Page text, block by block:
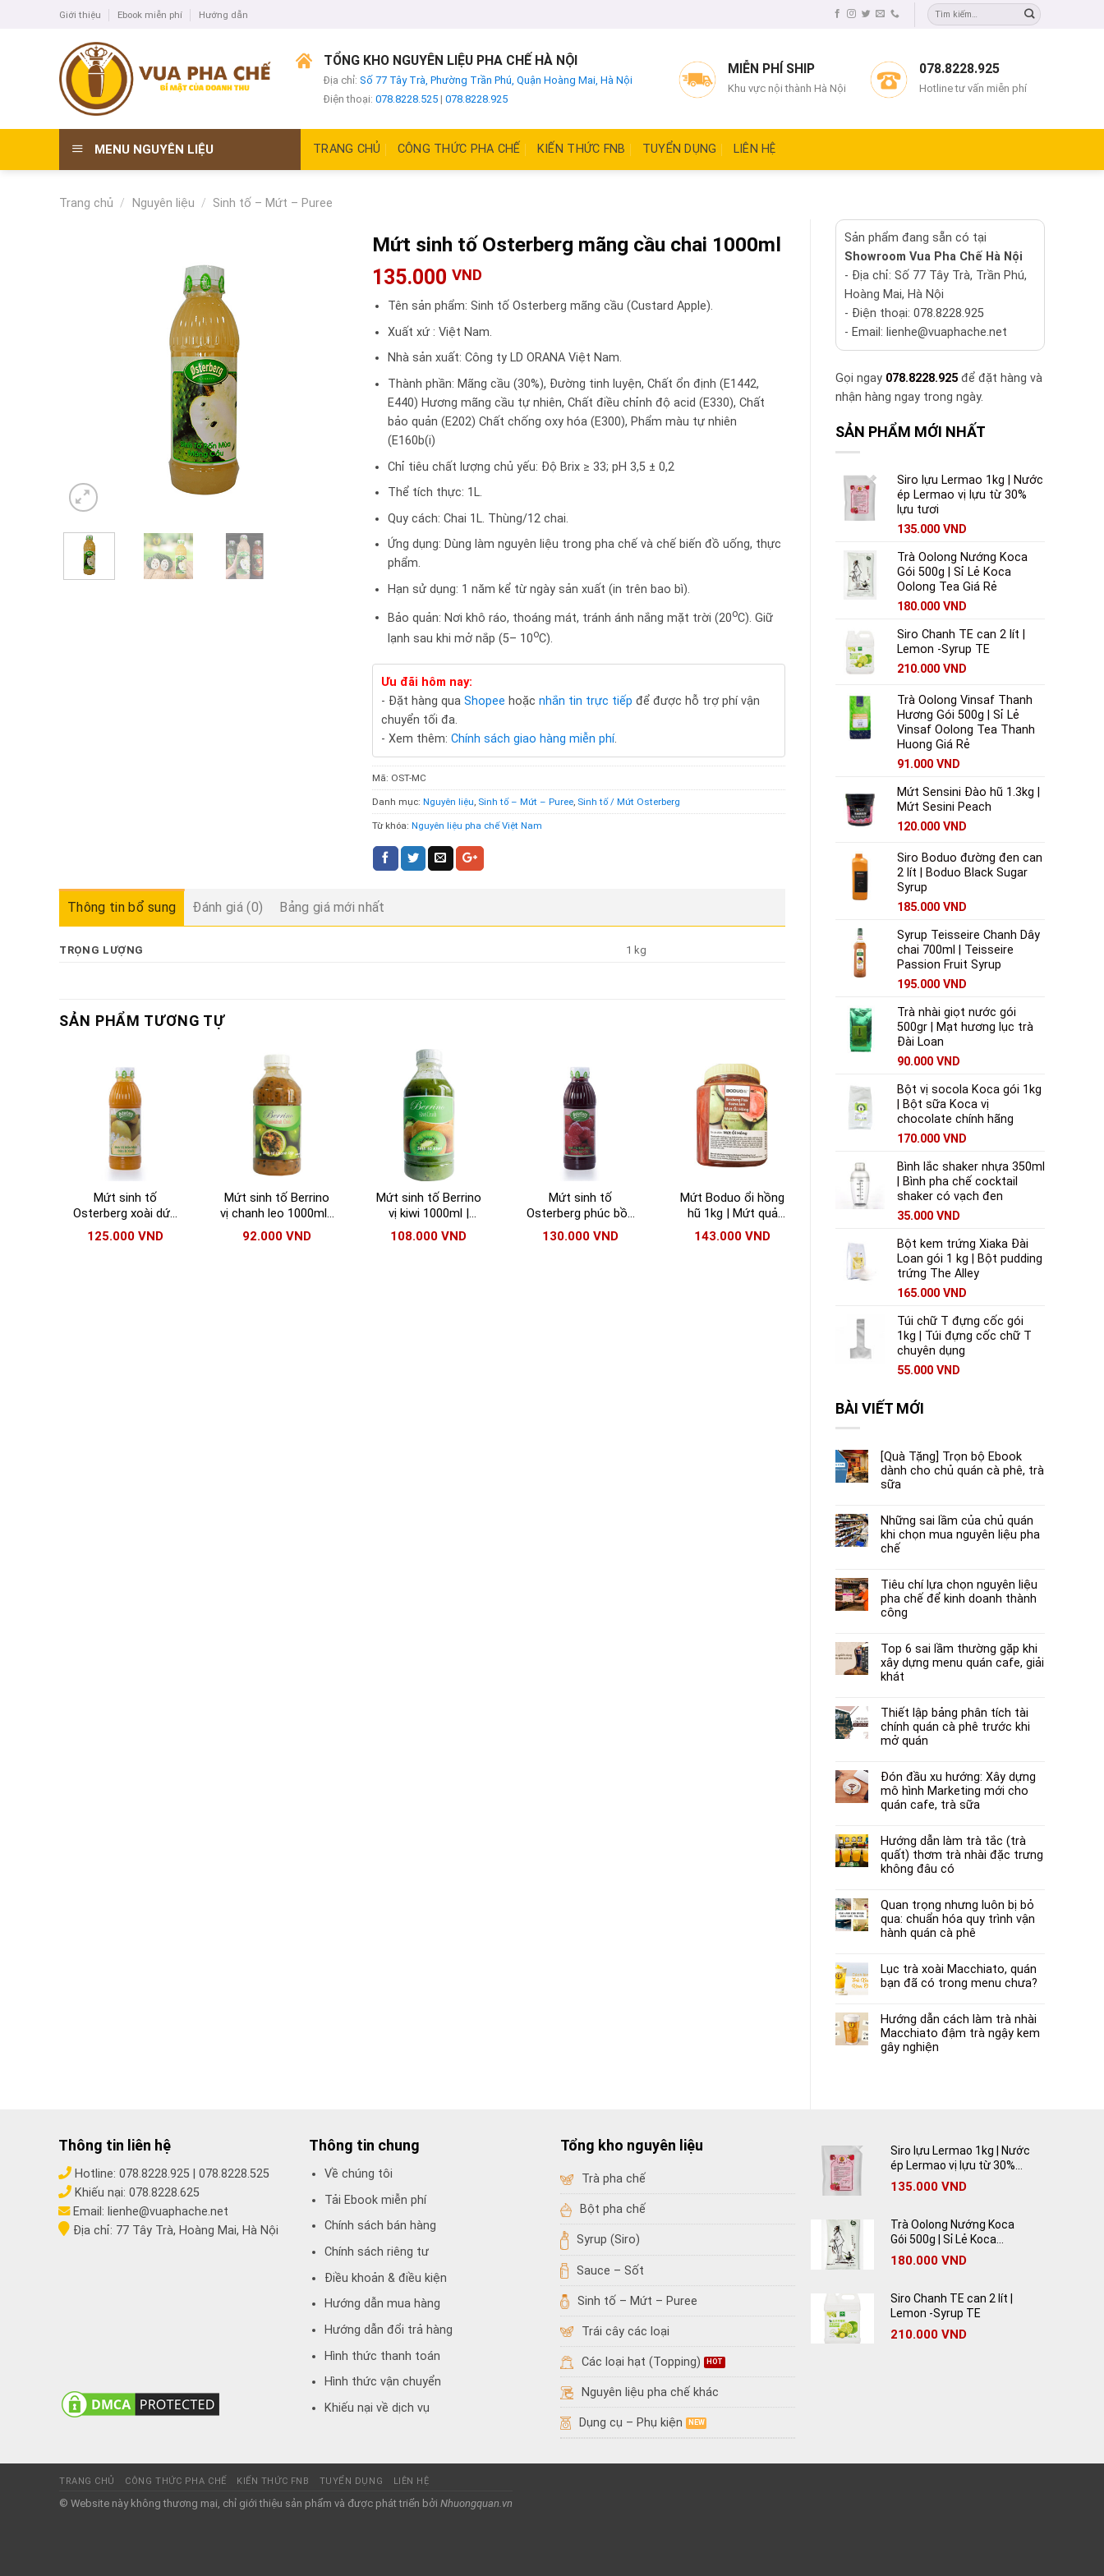
Giới thiệu Ebook miễn phí Hướng dẫn
TỔNG KHO NGUYÊN LIỆU PHA CHẾ HÀ NỘI
Địa chỉ:Số 77 Tây Trà, Phường Trần Phú, Quận Hoàng Mai, Hà Nội
Điện thoại:078.8228.525 |078.8228.925
MIỄN PHÍ SHIP
Khu vực nội thành Hà Nội
078.8228.925
Hotline tư vấn miễn phí
MENU NGUYÊN LIỆU TRANG CHỦ CÔNG THỨC PHA CHẾ KIẾN THỨC FNB TUYỂN DỤNG LIÊN HỆ
Trang chủ / Nguyên liệu / Sinh tố – Mứt – Puree
Sản phẩm đang sẵn có tại
Showroom Vua Pha Chế Hà Nội
- Địa chỉ: Số 77 Tây Trà, Trần Phú,
Hoàng Mai, Hà Nội
- Điện thoại: 078.8228.925
- Email: lienhe@vuaphache.net
Gọi ngay 078.8228.925 để đặt hàng và
nhận hàng ngay trong ngày.
SẢN PHẨM MỚI NHẤT
Siro lựu Lermao 1kg | Nước
ép Lermao vị lựu từ 30%
lựu tươi
135.000 VND
Trà Oolong Nướng Koca
Gói 500g | Sỉ Lẻ Koca
Oolong Tea Giá Rẻ
180.000 VND
Siro Chanh TE can 2 lít |
Lemon -Syrup TE
210.000 VND
Trà Oolong Vinsaf Thanh
Hương Gói 500g | Sỉ Lẻ
Vinsaf Oolong Tea Thanh
Huong Giá Rẻ
91.000 VND
Mứt Sensini Đào hũ 1.3kg |
Mứt Sesini Peach
120.000 VND
Siro Boduo đường đen can
2 lít | Boduo Black Sugar
Syrup
185.000 VND
Syrup Teisseire Chanh Dây
chai 700ml | Teisseire
Passion Fruit Syrup
195.000 VND
Trà nhài giọt nước gói
500gr | Mạt hương lục trà
Đài Loan
90.000 VND
Bột vị socola Koca gói 1kg
| Bột sữa Koca vị
chocolate chính hãng
170.000 VND
Bình lắc shaker nhựa 350ml
| Bình pha chế cocktail
shaker có vạch đen
35.000 VND
Bột kem trứng Xiaka Đài
Loan gói 1 kg | Bột pudding
trứng The Alley
165.000 VND
Túi chữ T đựng cốc gói
1kg | Túi đựng cốc chữ T
chuyên dụng
55.000 VND
BÀI VIẾT MỚI
[Quà Tặng] Trọn bộ Ebook
dành cho chủ quán cà phê, trà
sữa
Những sai lầm của chủ quán
khi chọn mua nguyên liệu pha
chế
Tiêu chí lựa chọn nguyên liệu
pha chế để kinh doanh thành
công
Top 6 sai lầm thường gặp khi
xây dựng menu quán cafe, giải
khát
Thiết lập bảng phân tích tài
chính quán cà phê trước khi
mở quán
Đón đầu xu hướng: Xây dựng
mô hình Marketing mới cho
quán cafe, trà sữa
Hướng dẫn làm trà tắc (trà
quất) thơm trà nhài đặc trưng
không đâu có
Quan trọng nhưng luôn bị bỏ
qua: chuẩn hóa quy trình vận
hành quán cà phê
Lục trà xoài Macchiato, quán
bạn đã có trong menu chưa?
Hướng dẫn cách làm trà nhài
Macchiato đậm trà ngậy kem
gây nghiện
Mứt sinh tố Osterberg mãng cầu chai 1000ml
135.000 VND
Tên sản phẩm: Sinh tố Osterberg mãng cầu (Custard Apple).
Xuất xứ : Việt Nam.
Nhà sản xuất: Công ty LD ORANA Việt Nam.
Thành phần: Mãng cầu (30%), Đường tinh luyện, Chất ổn định (E1442,
E440) Hương mãng cầu tự nhiên, Chất điều chỉnh độ acid (E330), Chất
bảo quản (E202) Chất chống oxy hóa (E300), Phẩm màu tự nhiên
(E160b(i)
Chỉ tiêu chất lượng chủ yếu: Độ Brix ≥ 33; pH 3,5 ± 0,2
Thể tích thực: 1L.
Quy cách: Chai 1L. Thùng/12 chai.
Ứng dụng: Dùng làm nguyên liệu trong pha chế và chế biến đồ uống, thực
phẩm.
Hạn sử dụng: 1 năm kể từ ngày sản xuất (in trên bao bì).
Bảo quản: Nơi khô ráo, thoáng mát, tránh ánh nắng mặt trời (20oC). Giữ
lạnh sau khi mở nắp (5– 10oC).
Ưu đãi hôm nay:
- Đặt hàng qua Shopee hoặc nhắn tin trực tiếp để được hỗ trợ phí vận
chuyển tối đa.
- Xem thêm: Chính sách giao hàng miễn phí.
Mã: OST-MC
Danh mục: Nguyên liệu, Sinh tố – Mứt – Puree, Sinh tố / Mứt Osterberg
Từ khóa: Nguyên liệu pha chế Việt Nam
Thông tin bổ sung Đánh giá (0) Bảng giá mới nhất
TRỌNG LƯỢNG 1 kg
SẢN PHẨM TƯƠNG TỰ
Mứt sinh tố
Osterberg xoài dứa
chai 1000ml
125.000 VND
Mứt sinh tố Berrino
vị chanh leo 1000ml |
Berrino Passionfruit
Crush
92.000VND
Mứt sinh tố Berrino
vị kiwi 1000ml |
Berrino Kiwi Crush
108.000VND
Mứt sinh tố
Osterberg phúc bồn
tử chai 1000ml
130.000VND
Mứt Boduo ổi hồng
hũ 1kg | Mứt quả
Boduo ổi đào
143.000VND
Mứt sinh tố
Osterberg vị vải chai
VND
Mứt sinh tố Berrino
108.000
Thông tin liên hệ
Hotline: 078.8228.925| 078.8228.525
Khiếu nại: 078.8228.625
Email: lienhe@vuaphache.net
Địa chỉ: 77 Tây Trà, Hoàng Mai, Hà Nội
Thông tin chung
Về chúng tôi
Tải Ebook miễn phí
Chính sách bán hàng
Chính sách riêng tư
Điều khoản & điều kiện
Hướng dẫn mua hàng
Hướng dẫn đổi trả hàng
Hình thức thanh toán
Hình thức vận chuyển
Khiếu nại về dịch vụ
Tổng kho nguyên liệu
Trà pha chế
Bột pha chế
Syrup (Siro)
Sauce – Sốt
Sinh tố – Mứt – Puree
Trái cây các loại
Các loại hạt (Topping)
Nguyên liệu pha chế khác
Dụng cụ – Phụ kiện
Siro lựu Lermao 1kg | Nước
ép Lermao vị lựu từ 30%
lựu tươi
135.000 VND
Trà Oolong Nướng Koca
Gói 500g | Sỉ Lẻ Koca
Oolong Tea Giá Rẻ
180.000 VND
Siro Chanh TE can 2 lít |
Lemon -Syrup TE
210.000 VND
TRANG CHỦ CÔNG THỨC PHA CHẾ KIẾN THỨC FNB TUYỂN DỤNG LIÊN HỆ
© Website này không thương mại, chỉ giới thiệu sản phẩm và được phát triển bởi Nhuongquan.vn